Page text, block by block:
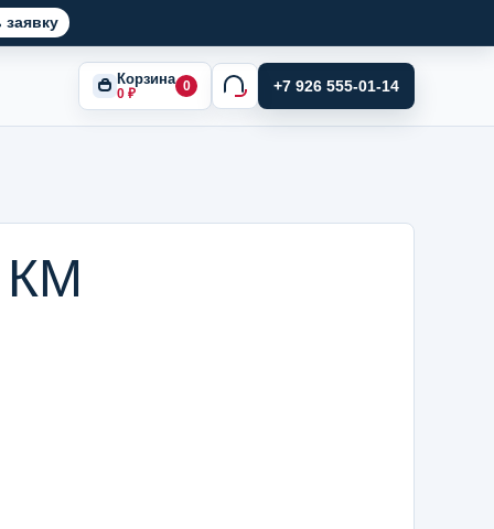
заявку
Корзина
0 ₽ 0 +7 926 555-01-14
КМ